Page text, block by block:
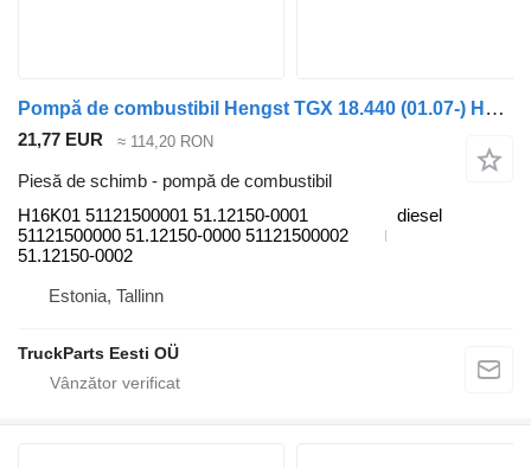
Pompă de combustibil Hengst TGX 18.440 (01.07-) H16K01 pentru camion MAN TGL, TGM, TGS, TGX (2005-2021)
21,77 EUR ≈ 114,20 RON
Piesă de schimb - pompă de combustibil
H16K01 51121500001 51.12150-0001
51121500000 51.12150-0000 51121500002
51.12150-0002
diesel
Estonia, Tallinn
TruckParts Eesti OÜ